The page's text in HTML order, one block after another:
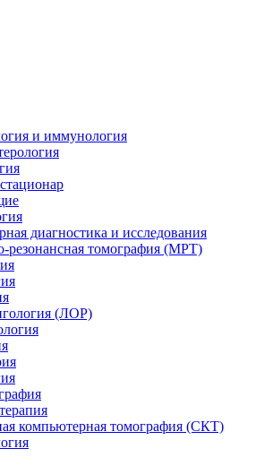
и иммунология
диагностика и исследования
резонансная томография (МРТ)
(ЛОР)
компьютерная томография (СКТ)